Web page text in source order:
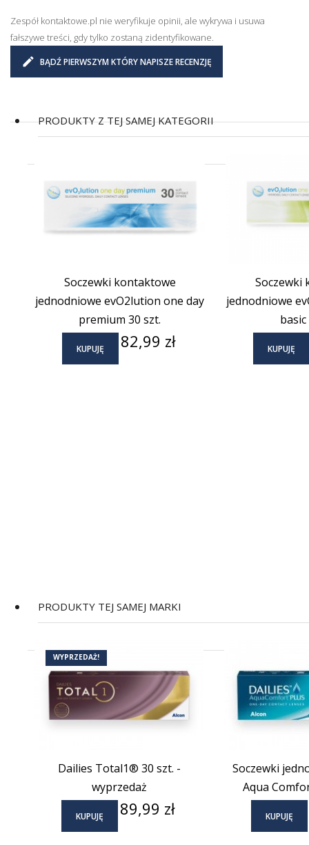
Zespół kontaktowe.pl nie weryfikuje opinii, ale wykrywa i usuwa
fałszywe treści, gdy tylko zostaną zidentyfikowane.
BĄDŹ PIERWSZYM KTÓRY NAPISZE RECENZJĘ
PRODUKTY Z TEJ SAMEJ KATEGORII
Soczewki kontaktowe
jednodniowe evO2lution one day
premium 30 szt.
KUPUJĘ Cena
82,99 zł
Soczewki
jednodniowe
KUPUJĘ
PRODUKTY TEJ SAMEJ MARKI
Dailies Total1® 30 szt. -
wyprzedaż
KUPUJĘ Cena
89,99 zł
WYPRZEDAŻ!
Soczewki
Aqua
KUPUJĘ